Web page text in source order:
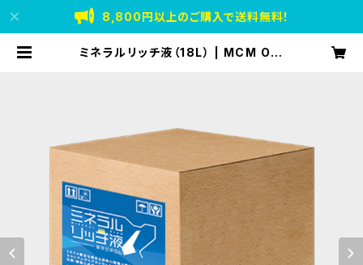
8,800円以上のご購入で送料無料！
ミネラルリッチ液（18L） | MCM Onl